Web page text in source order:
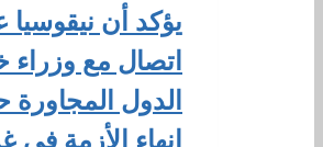
يؤكد أن نيقوسيا
اتصال مع وزراء
الدول المجاورة
إنهاء الأزمة في